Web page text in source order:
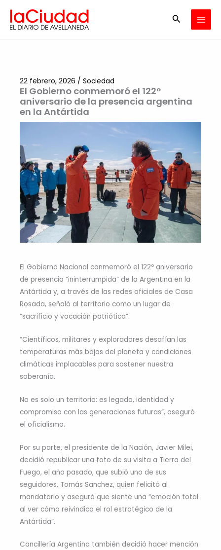
contenido
Buscar
El Gobierno conmemoró el 122°
aniversario de la presencia argentina
en la Antártida
22 febrero, 2026 / Sociedad
El Gobierno Nacional conmemoró el 122º aniversario
de presencia “ininterrumpida” de la Argentina en la
Antártida y, a través de las redes oficiales de Casa
Rosada, señaló al territorio como un lugar de
“sacrificio y vocación patriótica”.
“Científicos, militares y exploradores desafían las
temperaturas más bajas del planeta y condiciones
climáticas implacables para sostener nuestra
soberanía.
No es solo un territorio: es legado, identidad y
compromiso con las generaciones futuras”, aseguró
el oficialismo.
Por su parte, el presidente de la Nación, Javier Milei,
decidió republicar una foto de su visita a Tierra del
Fuego, el año pasado, que subió uno de sus
seguidores, Tomás Sanchez, quien felicitó al
mandatario y aseguró que siente una “emoción total
al ver cómo reivindica el rol estratégico de la
Antártida”.
Cancillería Argentina también decidió hacer mención